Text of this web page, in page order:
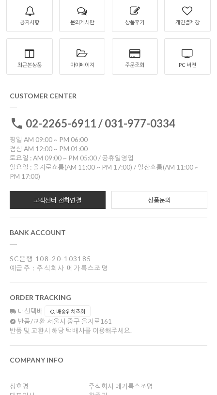
공지사항 문의게시판 상품후기 개인결제창
최근본상품 마이페이지 주문조회 PC 버젼
CUSTOMER CENTER
02-2265-6911 / 031-977-0334
평일 AM 09:00 ~ PM 06:00
점심 AM 12:00 ~ PM 01:00
토요일 : AM 09:00 ~ PM 05:00 / 공휴일영업
일요일 : 을지로쇼룸(AM 11:00 ~ PM 17:00) / 일산쇼룸(AM 11:00 ~
PM 17:00)
고객센터 전화연결 상품문의
BANK ACCOUNT
SC은행 108-20-103185
예금주 : 주식회사 메가룩스조명
ORDER TRACKING
대신택배 배송위치조회
반품/교환 서울시 중구 을지로161
반품 및 교환시 해당 택배사를 이용해주세요.
COMPANY INFO
상호명
주식회사 메가룩스조명